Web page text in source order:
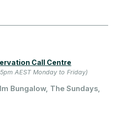
Call Centre
AEST Monday to Friday)
Bungalow, The Sundays,